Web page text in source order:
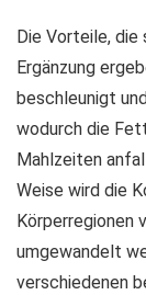
Die Vorteile, die
Ergänzung
beschleunigt
wodurch die
Mahlzeiten
Weise wird die
Körperregionen
umgewandelt
verschiedenen